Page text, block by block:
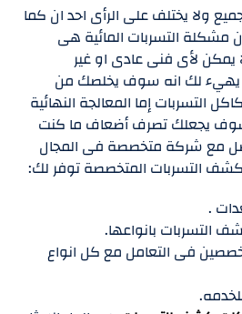
ولا يختلف على الرأى احد ان كما
التسربات المائية هى
لأى فنى عادى او غير
لك انه سوف يخلصك من
التسربات إما المعالجة النهائية
سوف يجعلك تصرف أضعاف ما كنت
مع شركة متخصصة فى المجال
التسربات المتخصصة توفر لك:
.
التسربات بانواعها.
فى التعامل مع كل انواع